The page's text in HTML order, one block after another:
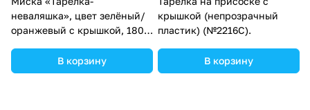
неваляшка», цвет зелёный/
оранжевый с крышкой, 180
В корзину
крышкой (непрозрачный
пластик) (№2216С).
В корзину